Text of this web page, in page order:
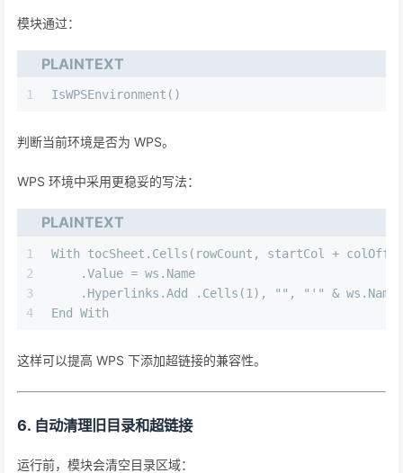
模块通过：
PLAINTEXT
1 IsWPSEnvironment()
判断当前环境是否为 WPS。
WPS 环境中采用更稳妥的写法：
PLAINTEXT
1
2
3
4
With tocSheet.Cells(rowCount, startCol +
    .Value = ws.Name
.Hyperlinks.Add .Cells(1), "", "'" & ws.Name
End With
这样可以提高 WPS 下添加超链接的兼容性。
6. 自动清理旧目录和超链接
运行前，模块会清空目录区域：